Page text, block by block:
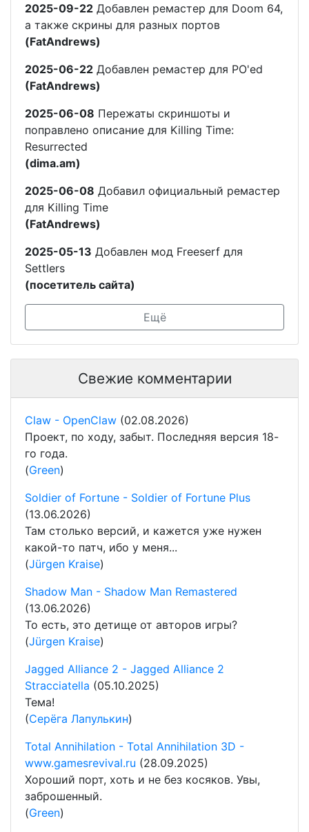
2025-09-22 Добавлен ремастер для Doom 64,
а также скрины для разных портов
(FatAndrews)
2025-06-22 Добавлен ремастер для PO'ed
(FatAndrews)
2025-06-08 Пережаты скриншоты и
поправлено описание для Killing Time:
Resurrected
(dima.am)
2025-06-08 Добавил официальный ремастер
для Killing Time
(FatAndrews)
2025-05-13 Добавлен мод Freeserf для
Settlers
(посетитель сайта)
Ещё
Свежие комментарии
Claw - OpenClaw (02.08.2026)
Проект, по ходу, забыт. Последняя версия 18-
го года.
(Green)
Soldier of Fortune - Soldier of Fortune Plus
(13.06.2026)
Там столько версий, и кажется уже нужен
какой-то патч, ибо у меня...
(Jürgen Kraise)
Shadow Man - Shadow Man Remastered
(13.06.2026)
То есть, это детище от авторов игры?
(Jürgen Kraise)
Jagged Alliance 2 - Jagged Alliance 2
Stracciatella (05.10.2025)
Тема!
(Серёга Лапулькин)
Total Annihilation - Total Annihilation 3D -
www.gamesrevival.ru (28.09.2025)
Хороший порт, хоть и не без косяков. Увы,
заброшенный.
(Green)